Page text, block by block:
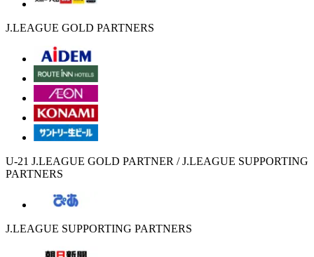
J.LEAGUE GOLD PARTNERS
U-21 J.LEAGUE GOLD PARTNER / J.LEAGUE SUPPORTING
PARTNERS
J.LEAGUE SUPPORTING PARTNERS